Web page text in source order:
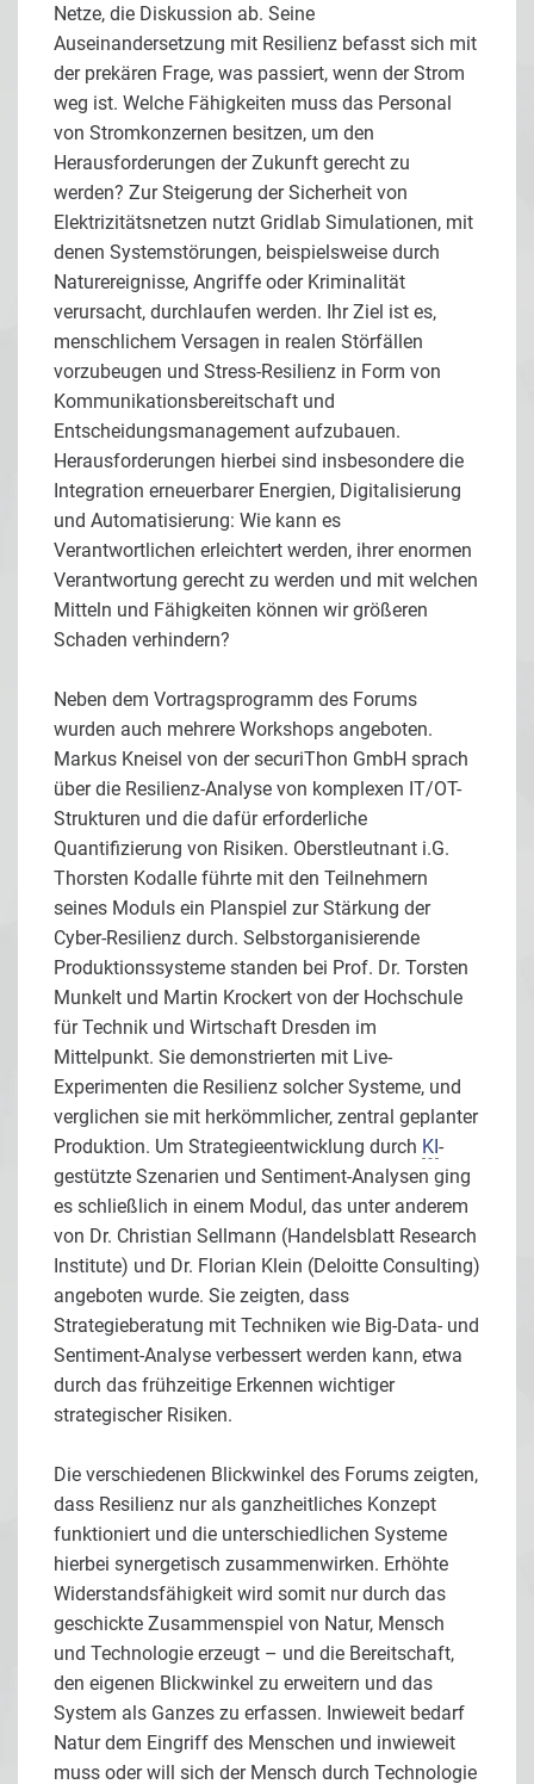
Netze, die Diskussion ab. Seine
Auseinandersetzung mit Resilienz befasst sich mit
der prekären Frage, was passiert, wenn der Strom
weg ist. Welche Fähigkeiten muss das Personal
von Stromkonzernen besitzen, um den
Herausforderungen der Zukunft gerecht zu
werden? Zur Steigerung der Sicherheit von
Elektrizitätsnetzen nutzt Gridlab Simulationen, mit
denen Systemstörungen, beispielsweise durch
Naturereignisse, Angriffe oder Kriminalität
verursacht, durchlaufen werden. Ihr Ziel ist es,
menschlichem Versagen in realen Störfällen
vorzubeugen und Stress-Resilienz in Form von
Kommunikationsbereitschaft und
Entscheidungsmanagement aufzubauen.
Herausforderungen hierbei sind insbesondere die
Integration erneuerbarer Energien, Digitalisierung
und Automatisierung: Wie kann es
Verantwortlichen erleichtert werden, ihrer enormen
Verantwortung gerecht zu werden und mit welchen
Mitteln und Fähigkeiten können wir größeren
Schaden verhindern?
Neben dem Vortragsprogramm des Forums
wurden auch mehrere Workshops angeboten.
Markus Kneisel von der securiThon GmbH sprach
über die Resilienz-Analyse von komplexen IT/OT-
Strukturen und die dafür erforderliche
Quantifizierung von Risiken. Oberstleutnant i.G.
Thorsten Kodalle führte mit den Teilnehmern
seines Moduls ein Planspiel zur Stärkung der
Cyber-Resilienz durch. Selbstorganisierende
Produktionssysteme standen bei Prof. Dr. Torsten
Munkelt und Martin Krockert von der Hochschule
für Technik und Wirtschaft Dresden im
Mittelpunkt. Sie demonstrierten mit Live-
Experimenten die Resilienz solcher Systeme, und
verglichen sie mit herkömmlicher, zentral geplanter
Produktion. Um Strategieentwicklung durch KI-
gestützte Szenarien und Sentiment-Analysen ging
es schließlich in einem Modul, das unter anderem
von Dr. Christian Sellmann (Handelsblatt Research
Institute) und Dr. Florian Klein (Deloitte Consulting)
angeboten wurde. Sie zeigten, dass
Strategieberatung mit Techniken wie Big-Data- und
Sentiment-Analyse verbessert werden kann, etwa
durch das frühzeitige Erkennen wichtiger
strategischer Risiken.
Die verschiedenen Blickwinkel des Forums zeigten,
dass Resilienz nur als ganzheitliches Konzept
funktioniert und die unterschiedlichen Systeme
hierbei synergetisch zusammenwirken. Erhöhte
Widerstandsfähigkeit wird somit nur durch das
geschickte Zusammenspiel von Natur, Mensch
und Technologie erzeugt – und die Bereitschaft,
den eigenen Blickwinkel zu erweitern und das
System als Ganzes zu erfassen. Inwieweit bedarf
Natur dem Eingriff des Menschen und inwieweit
muss oder will sich der Mensch durch Technologie